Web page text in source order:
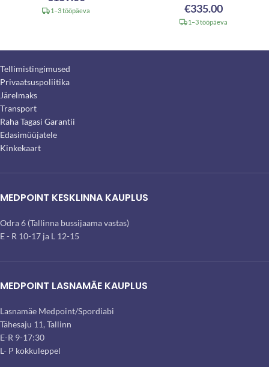
1–3 tööpäeva €335.00
1–3 tööpäeva
Tellimistingimused
Privaatsuspoliitika
Järelmaks
Transport
Raha Tagasi Garantii
Edasimüüjatele
Kinkekaart
MEDPOINT KESKLINNA KAUPLUS
Odra 6 (Tallinna bussijaama vastas)
E - R 10-17 ja L 12-15
MEDPOINT LASNAMÄE KAUPLUS
Lasnamäe Medpoint/Spordiabi
Tähesaju 11, Tallinn
E-R 9-17:30
L- P kokkuleppel